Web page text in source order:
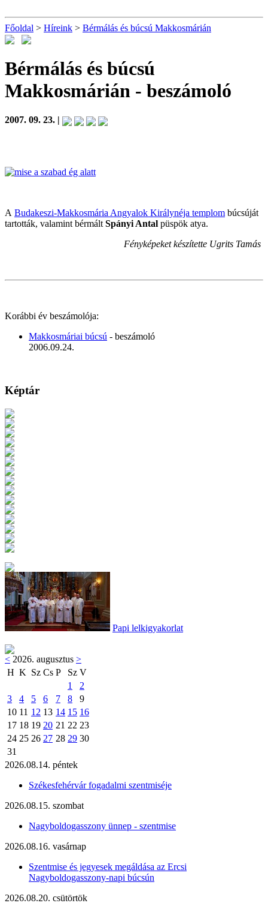
Főoldal > Híreink > Bérmálás és búcsú Makkosmárián
Bérmálás és búcsú
Makkosmárián - beszámoló
2007. 09. 23. |
A Budakeszi-Makkosmária Angyalok Királynéja templom búcsúját
tartották, valamint bérmált Spányi Antal püspök atya.
Fényképeket készítette Ugrits Tamás
Korábbi év beszámolója:
Makkosmáriai búcsú - beszámoló
2006.09.24.
Képtár
Papi lelkigyakorlat
< 2026. augusztus >
H K Sz Cs P Sz V
1
2
3
4 5 6 7 8
9
10 11 12 13 14 15 16
17 18 19 20 21 22 23
24 25 26 27 28 29 30
31
2026.08.14. péntek
Székesfehérvár fogadalmi szentmiséje
2026.08.15. szombat
Nagyboldogasszony ünnep - szentmise
2026.08.16. vasárnap
Szentmise és jegyesek megáldása az Ercsi
Nagyboldogasszony-napi búcsún
2026.08.20. csütörtök